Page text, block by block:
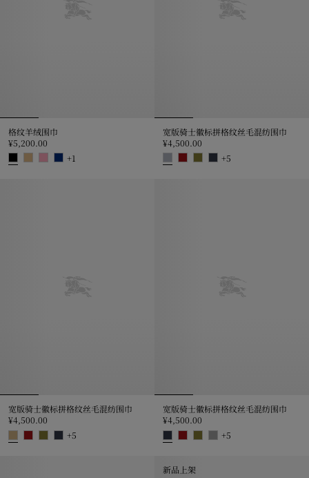
格纹羊绒围巾
¥5,200.00
+1
宽版骑士徽标拼格纹丝毛混纺围巾
¥4,500.00
+5
宽版骑士徽标拼格纹丝毛混纺围巾
¥4,500.00
+5
宽版骑士徽标拼格纹丝毛混纺围巾
¥4,500.00
+5
新品上架